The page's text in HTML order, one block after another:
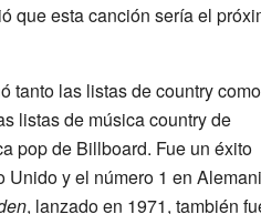
que esta canción sería el
tanto las listas de country como
listas de música country de
pop de Billboard. Fue un éxito
y el número 1 en
, lanzado en 1971, también